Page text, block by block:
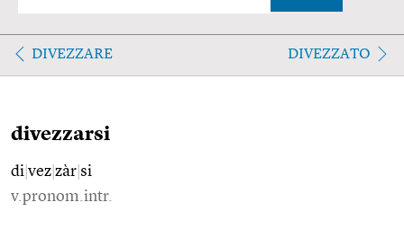
DIVEZZARE DIVEZZATO
divezzarsi
di vez zàr si
v.pronom.intr.